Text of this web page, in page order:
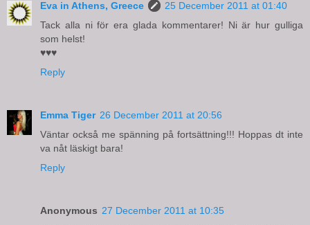
Eva in Athens, Greece
25 December 2011 at 01:40
Tack alla ni för era glada kommentarer! Ni är hur gulliga
som helst!
♥♥♥
Reply
Emma Tiger 26 December 2011 at 20:56
Väntar också me spänning på fortsättning!!! Hoppas dt inte
va nåt läskigt bara!
Reply
Anonymous 27 December 2011 at 10:35